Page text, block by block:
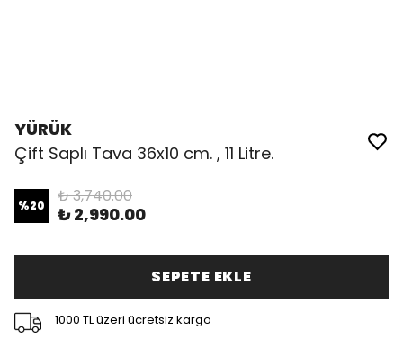
YÜRÜK
Çift Saplı Tava 36x10 cm. , 11 Litre.
%20 ₺ 3,740.00
₺ 2,990.00
SEPETE EKLE
1000 TL üzeri ücretsiz kargo